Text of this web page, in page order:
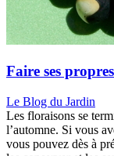
Faire ses
Le Blog du Jardin
Les floraisons se
l’automne. Si vous
vous pouvez dès à